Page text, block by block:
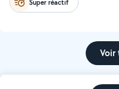
Super réactif
Voir